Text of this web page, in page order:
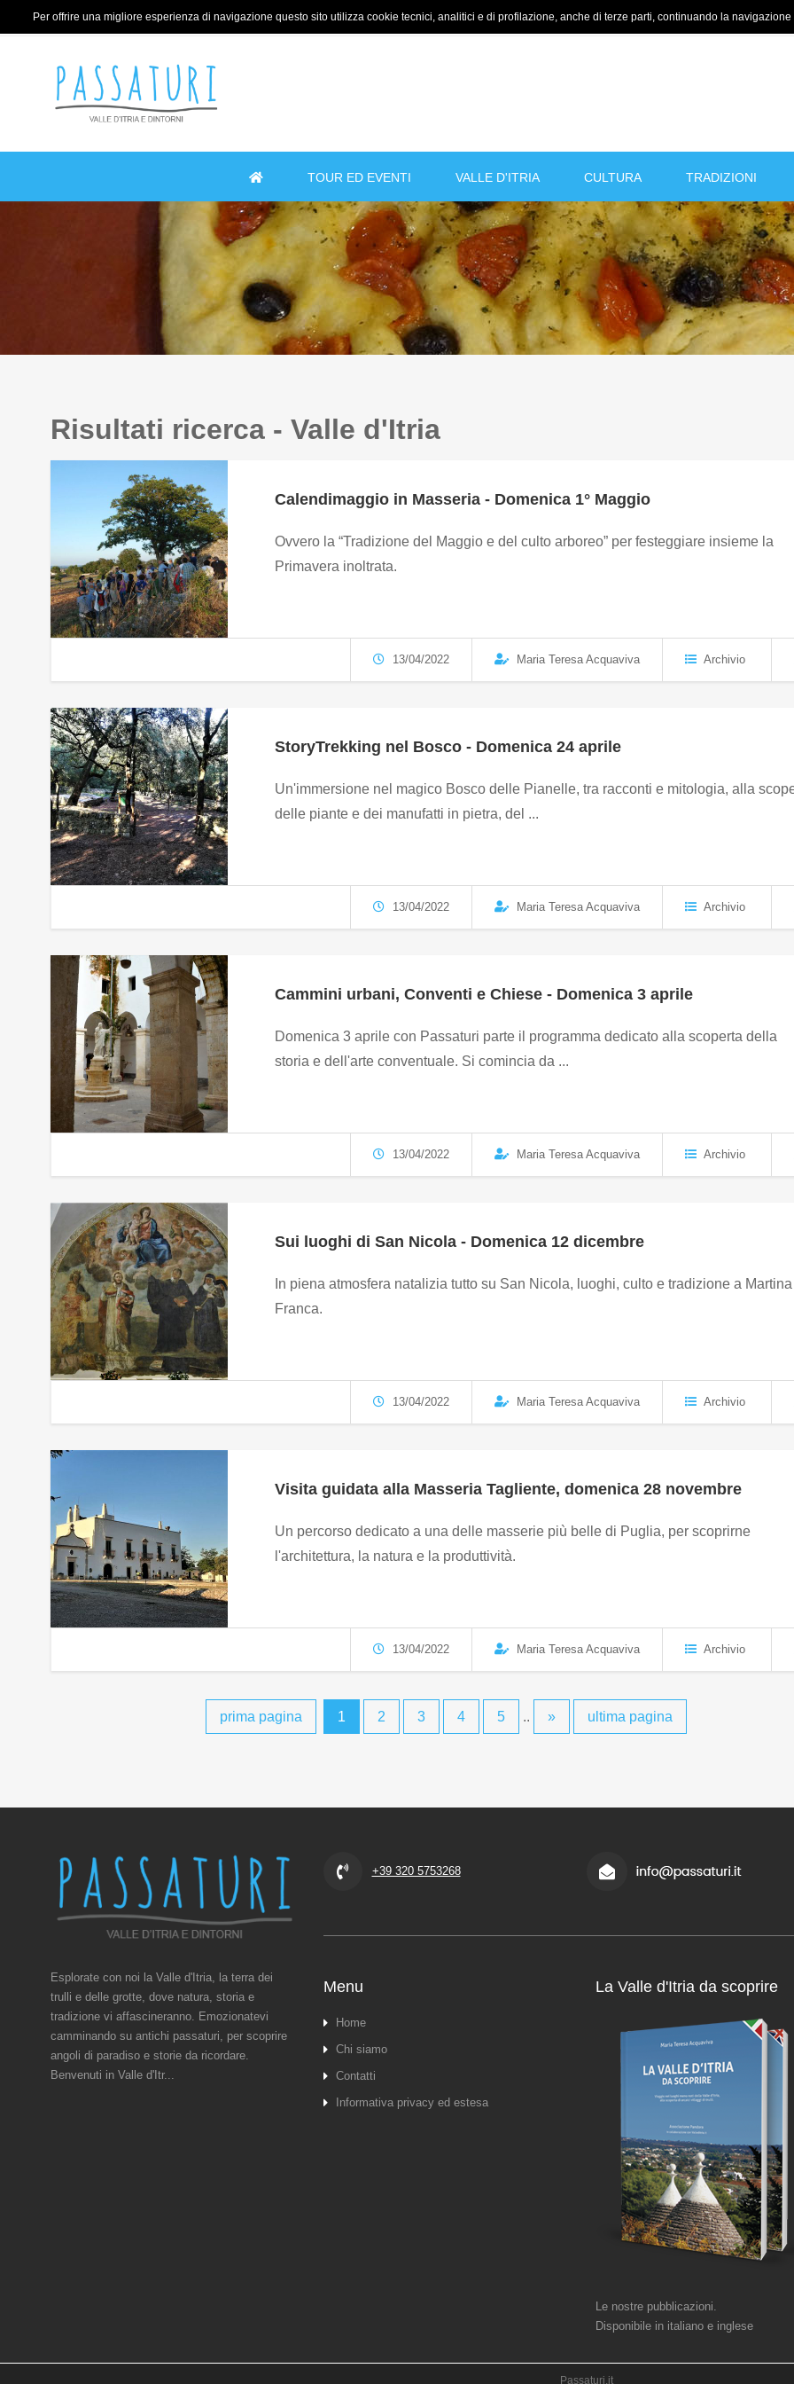
Per offrire una migliore esperienza di navigazione questo sito utilizza cookie tecnici, analitici e di profilazione, anche di terze parti, continuando la
TOUR ED EVENTI VALLE D'ITRIA CULTURA TRADIZIONI
Risultati ricerca - Valle d'Itria
Calendimaggio in Masseria - Domenica 1° Maggio
Ovvero la “Tradizione del Maggio e del culto arboreo” per festeggiare insieme la
Primavera inoltrata.
13/04/2022 Maria Teresa Acquaviva Archivio
StoryTrekking nel Bosco - Domenica 24 aprile
Un'immersione nel magico Bosco delle Pianelle, tra racconti e mitologia, alla
delle piante e dei manufatti in pietra, del ...
13/04/2022 Maria Teresa Acquaviva Archivio
Cammini urbani, Conventi e Chiese - Domenica 3 aprile
Domenica 3 aprile con Passaturi parte il programma dedicato alla scoperta della
storia e dell'arte conventuale. Si comincia da ...
13/04/2022 Maria Teresa Acquaviva Archivio
Sui luoghi di San Nicola - Domenica 12 dicembre
In piena atmosfera natalizia tutto su San Nicola, luoghi, culto e tradizione a Martina
Franca.
13/04/2022 Maria Teresa Acquaviva Archivio
Visita guidata alla Masseria Tagliente, domenica 28 novembre
Un percorso dedicato a una delle masserie più belle di Puglia, per scoprirne
l'architettura, la natura e la produttività.
13/04/2022 Maria Teresa Acquaviva Archivio
prima pagina 1 2 3 4 5 .. » ultima pagina
Esplorate con noi la Valle d'Itria, la terra dei
trulli e delle grotte, dove natura, storia e
tradizione vi affascineranno. Emozionatevi
camminando su antichi passaturi, per scoprire
angoli di paradiso e storie da ricordare.
Benvenuti in Valle d'Itr...
+39 320 5753268
Menu
Home
Chi siamo
Contatti
Informativa privacy ed estesa
La Valle d'Itria da scoprire
Le nostre pubblicazioni.
Disponibile in italiano e inglese
Passaturi.it